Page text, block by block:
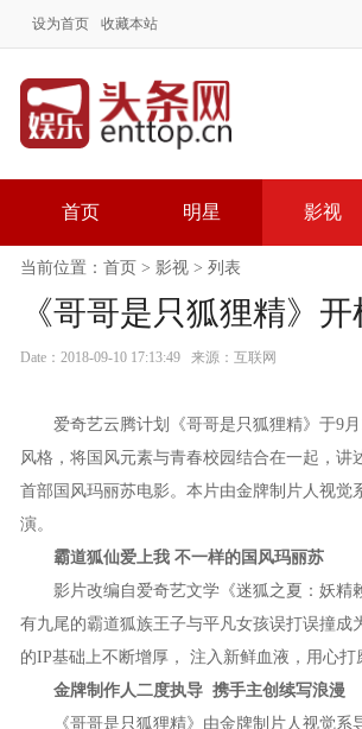
设为首页 收藏本站
首页 明星 影视
当前位置： 首页 > 影视 > 列表
《哥哥是只狐狸精》
Date：2018-09-10 17:13:49 来源：互联网
爱奇艺云腾计划《哥哥是只狐狸精》于9月
风格，将国风元素与青春校园结合在一起，
首部国风玛丽苏电影。本片由金牌制片人视
演。
霸道狐仙爱上我 不一样的国风玛丽苏
影片改编自爱奇艺文学《迷狐之夏：妖精
有九尾的霸道狐族王子与平凡女孩误打误撞
的IP基础上不断增厚， 注入新鲜血液，用心打
金牌制作人二度执导 携手主创续写浪漫
《哥哥是只狐狸精》由金牌制片人视觉系